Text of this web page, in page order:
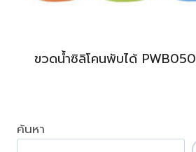
ขวดน้ำซิลิโคนพับได้ PWB050
ค้นหา